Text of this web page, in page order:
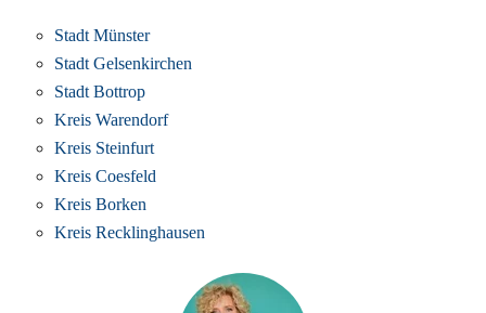
Stadt Münster
Stadt Gelsenkirchen
Stadt Bottrop
Kreis Warendorf
Kreis Steinfurt
Kreis Coesfeld
Kreis Borken
Kreis Recklinghausen